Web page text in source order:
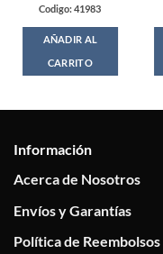
Codigo: 41983
AÑADIR AL
CARRITO
Información
Acerca de Nosotros
Envíos y Garantías
Política de Reembolsos